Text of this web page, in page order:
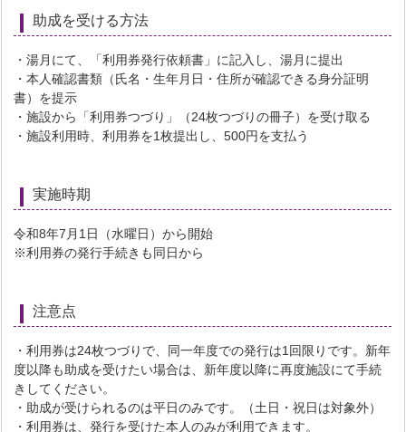
助成を受ける方法
・湯月にて、「利用券発行依頼書」に記入し、湯月に提出
・本人確認書類（氏名・生年月日・住所が確認できる身分証明
書）を提示
・施設から「利用券つづり」（24枚つづりの冊子）を受け取る
・施設利用時、利用券を1枚提出し、500円を支払う
実施時期
令和8年7月1日（水曜日）から開始
※利用券の発行手続きも同日から
注意点
・利用券は24枚つづりで、同一年度での発行は1回限りです。新年
度以降も助成を受けたい場合は、新年度以降に再度施設にて手続
きしてください。
・助成が受けられるのは平日のみです。（土日・祝日は対象外）
・利用券は、発行を受けた本人のみが利用できます。